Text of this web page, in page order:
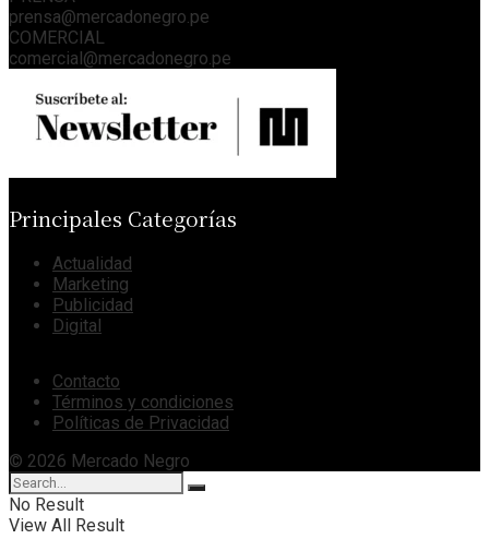
prensa@mercadonegro.pe
COMERCIAL
comercial@mercadonegro.pe
Principales Categorías
Actualidad
Marketing
Publicidad
Digital
Contacto
Términos y condiciones
Políticas de Privacidad
© 2026 Mercado Negro
No Result
View All Result